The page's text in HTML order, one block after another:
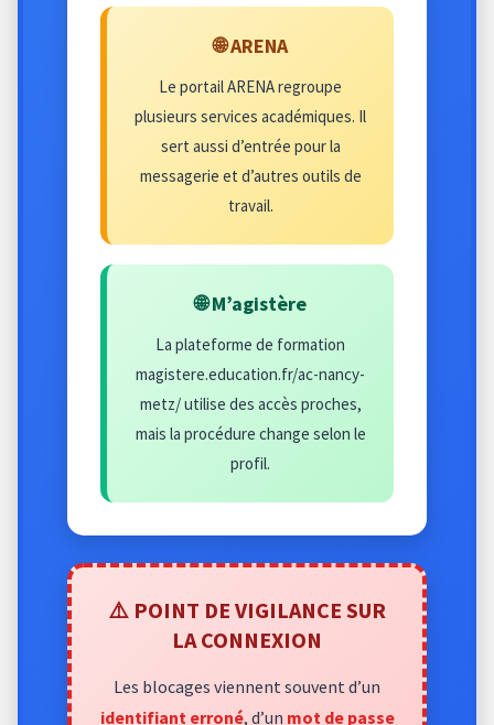
🌐 ARENA
Le portail ARENA regroupe
plusieurs services académiques. Il
sert aussi d’entrée pour la
messagerie et d’autres outils de
travail.
🌐 M’agistère
La plateforme de formation
magistere.education.fr/ac-nancy-
metz/ utilise des accès proches,
mais la procédure change selon le
profil.
⚠️ POINT DE VIGILANCE SUR
LA CONNEXION
Les blocages viennent souvent d’un
identifiant erroné, d’un mot de passe